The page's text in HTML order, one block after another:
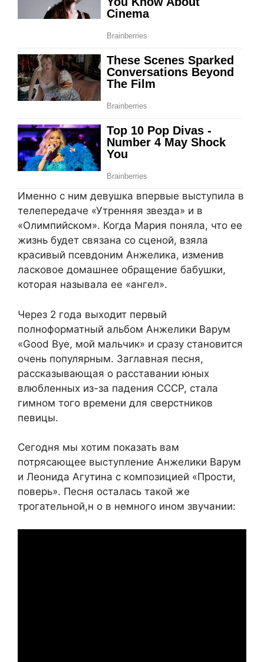
Именно с ним девушка впервые выступила в
телепередаче «Утренняя звезда» и в
«Олимпийском». Когда Мария поняла, что ее
жизнь будет связана со сценой, взяла
красивый псевдоним Анжелика, изменив
ласковое домашнее обращение бабушки,
которая называла ее «ангел».
Через 2 года выходит первый
полноформатный альбом Анжелики Варум
«Good Bye, мой мальчик» и сразу становится
очень популярным. Заглавная песня,
рассказывающая о расставании юных
влюбленных из-за падения СССР, стала
гимном того времени для сверстников
певицы.
Сегодня мы хотим показать вам
потрясающее выступление Анжелики Варум
и Леонида Агутина с композицией «Прости,
поверь». Песня осталась такой же
трогательной,н о в немного ином звучании: